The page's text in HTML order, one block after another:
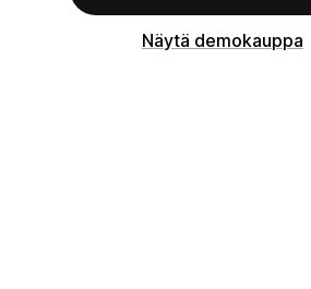
Näytä demokauppa